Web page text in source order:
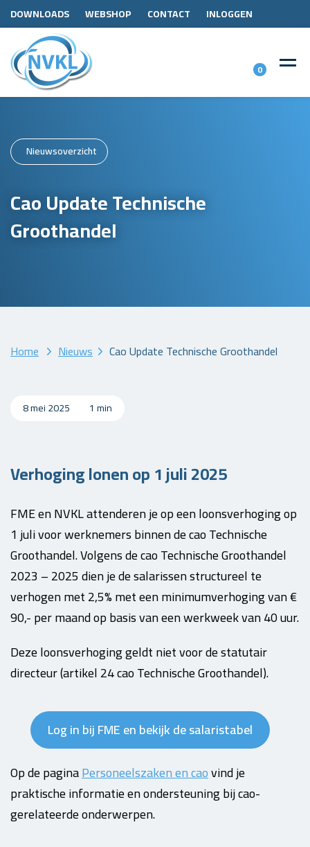
DOWNLOADS WEBSHOP CONTACT INLOGGEN
0
Nieuwsoverzicht
Cao Update Technische
Groothandel
Home Nieuws Cao Update Technische Groothandel
8 mei 2025 1 min
Verhoging lonen op 1 juli 2025
FME en NVKL attenderen je op een loonsverhoging op
1 juli voor werknemers binnen de cao Technische
Groothandel. Volgens de cao Technische Groothandel
2023 – 2025 dien je de salarissen structureel te
verhogen met 2,5% met een minimumverhoging van €
90,- per maand op basis van een werkweek van 40 uur.
Deze loonsverhoging geldt niet voor de statutair
directeur (artikel 24 cao Technische Groothandel).
Log in bij FME en bekijk de salaristabel
Op de paginaPersoneelszaken en caovind je
praktische informatie en ondersteuning bij cao-
gerelateerde onderwerpen.